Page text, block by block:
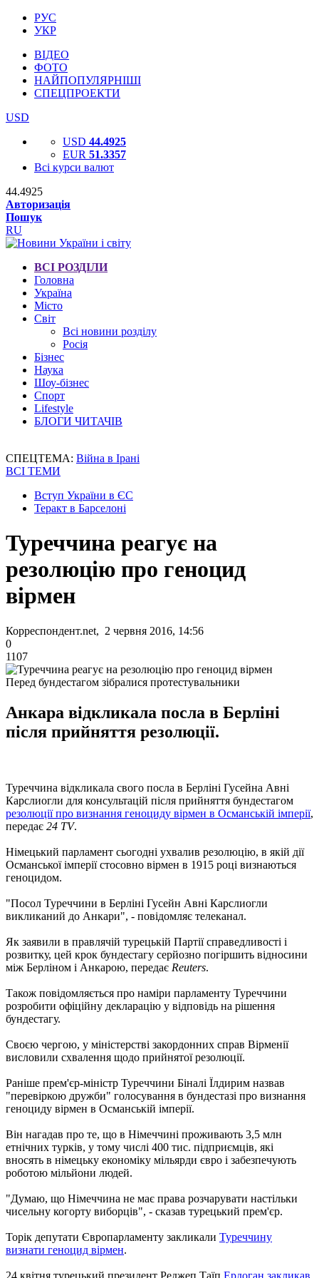
РУС
УКР
ВІДЕО
ФОТО
НАЙПОПУЛЯРНІШІ
СПЕЦПРОЕКТИ
USD
USD 44.4925
EUR 51.3357
Всі курси валют
44.4925
Авторизація
Пошук
RU
ВСІ РОЗДІЛИ
Головна
Україна
Місто
Світ
Всі новини розділу
Росія
Бізнес
Наука
Шоу-бізнес
Спорт
Lifestyle
БЛОГИ ЧИТАЧІВ
СПЕЦТЕМА: Війна в Ірані
ВСІ ТЕМИ
Вступ України в ЄС
Теракт в Барселоні
Туреччина реагує на
резолюцію про геноцид
вірмен
Корреспондент.net, 2 червня 2016, 14:56
0
1107
Перед бундестагом зібралися протестувальники
Анкара відкликала посла в Берліні
після прийняття резолюції.
Туреччина відкликала свого посла в Берліні Гусейна Авні
Карслиогли для консультацій після прийняття бундестагом
резолюції про визнання геноциду вірмен в Османській імперії,
передає 24 TV.
Німецький парламент сьогодні ухвалив резолюцію, в якій дії
Османської імперії стосовно вірмен в 1915 році визнаються
геноцидом.
"Посол Туреччини в Берліні Гусейн Авні Карслиогли
викликаний до Анкари", - повідомляє телеканал.
Як заявили в правлячій турецькій Партії справедливості і
розвитку, цей крок бундестагу серйозно погіршить відносини
між Берліном і Анкарою, передає Reuters.
Також повідомляється про наміри парламенту Туреччини
розробити офіційну декларацію у відповідь на рішення
бундестагу.
Своєю чергою, у міністерстві закордонних справ Вірменії
висловили схвалення щодо прийнятої резолюції.
Раніше прем'єр-міністр Туреччини Біналі Їлдирим назвав
"перевіркою дружби" голосування в бундестазі про визнання
геноциду вірмен в Османській імперії.
Він нагадав про те, що в Німеччині проживають 3,5 млн
етнічних турків, у тому числі 400 тис. підприємців, які
вносять в німецьку економіку мільярди євро і забезпечують
роботою мільйони людей.
"Думаю, що Німеччина не має права розчарувати настільки
чисельну когорту виборців", - сказав турецький прем'єр.
Торік депутати Європарламенту закликали Туреччину
визнати геноцид вірмен.
24 квітня турецький президент Реджеп Таїп Ердоган закликав